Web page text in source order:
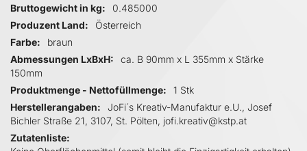
Bruttogewicht in kg
0.485000
Produzent Land
Österreich
Farbe
braun
Abmessungen LxBxH
ca. B 90mm x L 355mm x Stärke
150mm
Produktmenge - Nettofüllmenge
1 Stk
Herstellerangaben
JoFi´s Kreativ-Manufaktur e.U., Josef
Bichler Straße 21, 3107, St. Pölten, jofi.kreativ@kstp.at
Zutatenliste